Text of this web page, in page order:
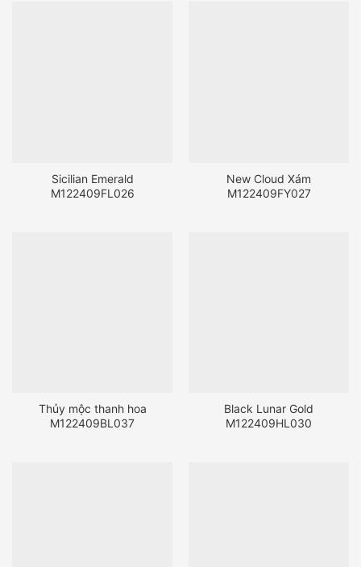
Sicilian Emerald
M122409FL026
New Cloud Xám
M122409FY027
Thủy mộc thanh hoa
M122409BL037
Black Lunar Gold
M122409HL030